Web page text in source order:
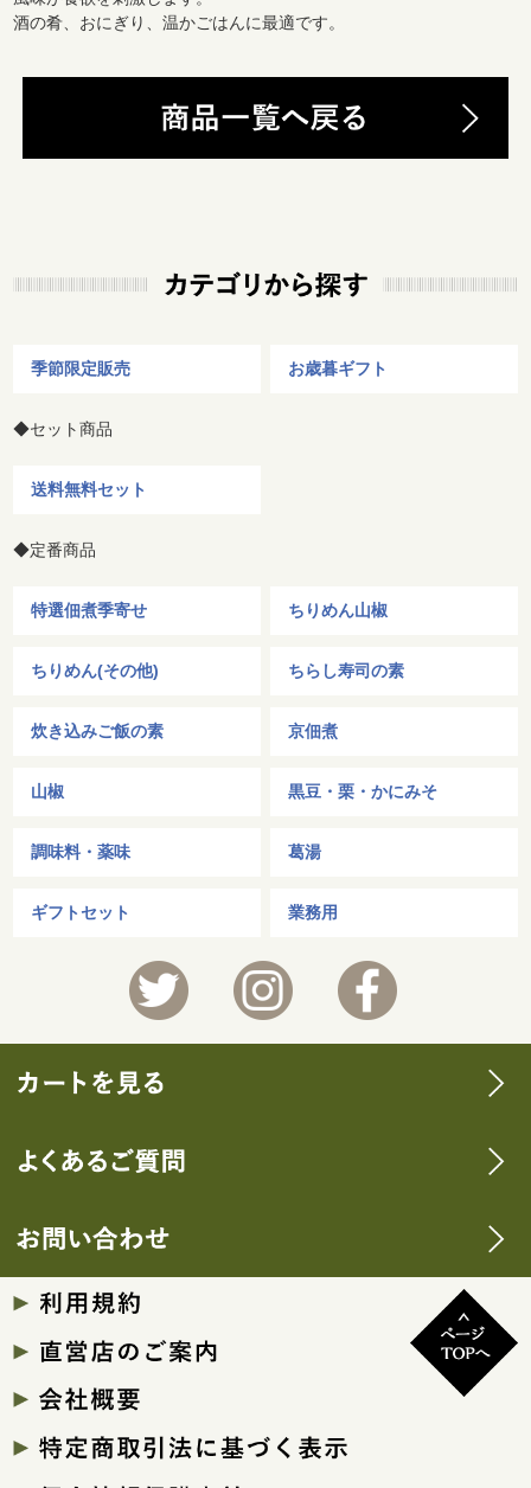
酒の肴、おにぎり、温かごはんに最適です。
季節限定販売 お歳暮ギフト
◆セット商品
送料無料セット
◆定番商品
特選佃煮季寄せ ちりめん山椒
ちりめん(その他) ちらし寿司の素
炊き込みご飯の素 京佃煮
山椒 黒豆・栗・かにみそ
調味料・薬味 葛湯
ギフトセット 業務用